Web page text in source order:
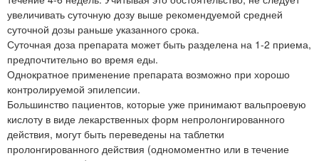
увеличивать суточную дозу выше рекомендуемой средней
суточной дозы раньше указанного срока.
Суточная доза препарата может быть разделена на 1-2 приема,
предпочтительно во время еды.
Однократное применение препарата возможно при хорошо
контролируемой эпилепсии.
Большинство пациентов, которые уже принимают вальпроевую
кислоту в виде лекарственных форм непролонгированного
действия, могут быть переведены на таблетки
пролонгированного действия (одномоментно или в течение